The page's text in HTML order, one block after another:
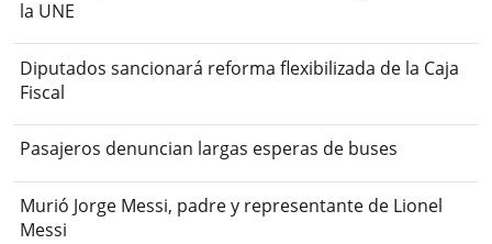
la UNE
Diputados sancionará reforma flexibilizada de la Caja
Fiscal
Pasajeros denuncian largas esperas de buses
Murió Jorge Messi, padre y representante de Lionel
Messi